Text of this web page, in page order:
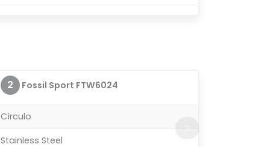
2 Fossil Sport FTW6024
Círculo
Stainless Steel